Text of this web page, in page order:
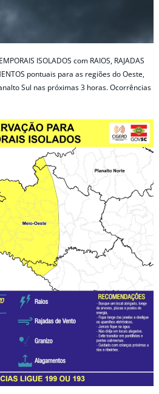
ISOLADOS com RAIOS, RAJADAS
pontuais para as regiões do Oeste,
Sul nas próximas 3 horas. Ocorrências